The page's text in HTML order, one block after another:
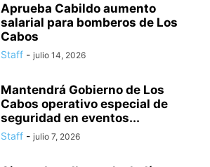
Aprueba Cabildo aumento
salarial para bomberos de Los
Cabos
Staff - julio 14, 2026
Mantendrá Gobierno de Los
Cabos operativo especial de
seguridad en eventos...
Staff - julio 7, 2026